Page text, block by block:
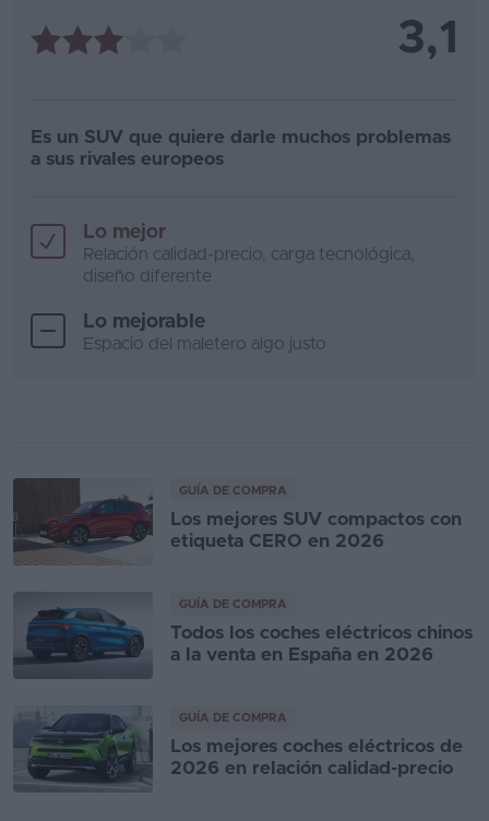
3,1
Es un SUV que quiere darle muchos problemas
a sus rivales europeos
Lo mejor
Relación calidad-precio, carga tecnológica,
diseño diferente
Lo mejorable
Espacio del maletero algo justo
GUÍA DE COMPRA
Los mejores SUV compactos con
etiqueta CERO en 2026
GUÍA DE COMPRA
Todos los coches eléctricos chinos
a la venta en España en 2026
GUÍA DE COMPRA
Los mejores coches eléctricos de
2026 en relación calidad-precio